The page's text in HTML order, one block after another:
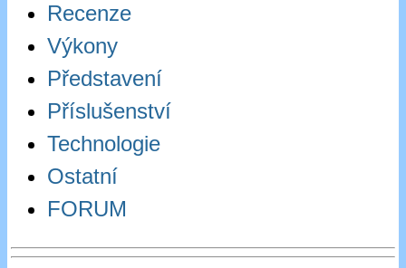
Recenze
Výkony
Představení
Příslušenství
Technologie
Ostatní
FORUM